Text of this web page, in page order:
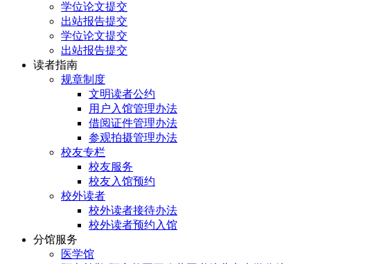
学位论文提交
出站报告提交
学位论文提交
出站报告提交
读者指南
规章制度
文明读者公约
用户入馆管理办法
借阅证件管理办法
参观拍摄管理办法
校友专栏
校友服务
校友入馆预约
校外读者
校外读者接待办法
校外读者预约入馆
分馆服务
医学馆